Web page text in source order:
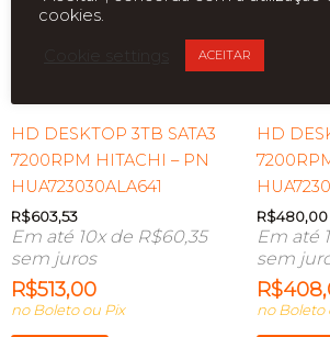
HD DESKTOP 3TB SATA3
7200RPM HITACHI – PN
HUA723030ALA641
R$603,53
Em até 10x de R$60,35
sem juros
R$513,00
no Boleto ou Pix
HD
R$480,00
Em até
sem
R$
no Boleto
cookies.
ACEITAR